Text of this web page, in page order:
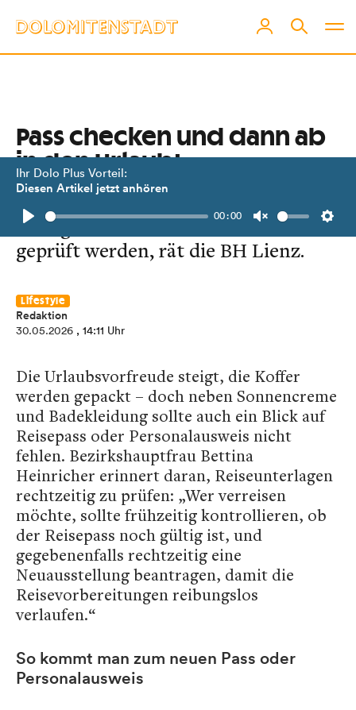
Ihr Dolo Plus Vorteil:
Diesen Artikel jetzt anhören
Play
00:00
Unmute
Pass checken und dann ab
in den Urlaub!
Rechtzeitig vor der Reise sollte die
Gültigkeit der Ausweisdokumente
geprüft werden, rät die BH Lienz.
Lifestyle
Redaktion
30.05.2026 , 14:11 Uhr
Die Urlaubsvorfreude steigt, die Koffer
werden gepackt – doch neben Sonnencreme
und Badekleidung sollte auch ein Blick auf
Reisepass oder Personalausweis nicht
fehlen. Bezirkshauptfrau Bettina
Heinricher erinnert daran, Reiseunterlagen
rechtzeitig zu prüfen: „Wer verreisen
möchte, sollte frühzeitig kontrollieren, ob
der Reisepass noch gültig ist, und
gegebenenfalls rechtzeitig eine
Neuausstellung beantragen, damit die
Reisevorbereitungen reibungslos
verlaufen.“
So kommt man zum neuen Pass oder
Personalausweis